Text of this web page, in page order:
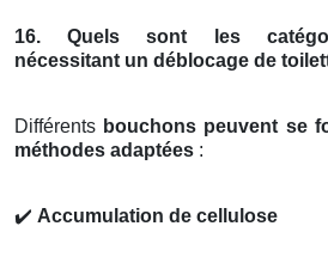
16. Quels sont les
nécessitant un déblocage de
Différents bouchons peuvent se
méthodes adaptées :
✔️ Accumulation de cellulose